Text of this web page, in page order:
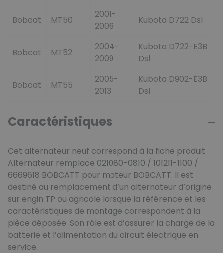
Bobcat MT50
2001-
2006
Kubota D722 Dsl
Bobcat MT52
2004-
2009
Kubota D722-E3B
Dsl
Bobcat MT55
2005-
2013
Kubota D902-E3B
Dsl
Caractéristiques
Cet alternateur neuf correspond à la fiche produit
Alternateur remplace 021080-0810 / 101211-1100 /
6669618 BOBCATT pour moteur BOBCATT. Il est
destiné au remplacement d’un alternateur d’origine
sur engin TP ou agricole lorsque la référence et les
caractéristiques de montage correspondent à la
pièce déposée. Son rôle est d’assurer la charge de la
batterie et l’alimentation du circuit électrique en
service.